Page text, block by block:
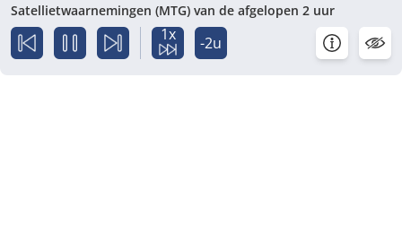
Satellietwaarnemingen (MTG) van de afgelopen 2 uur
1x -2u